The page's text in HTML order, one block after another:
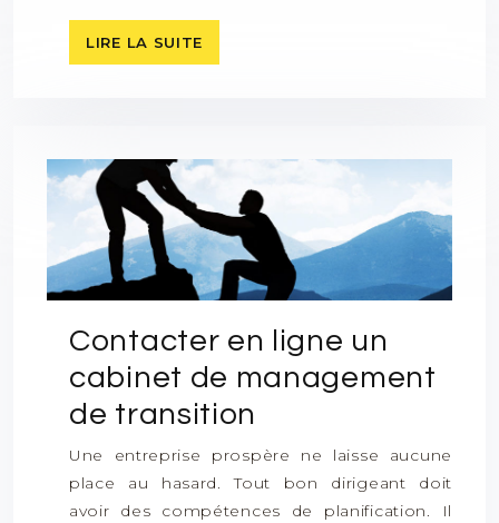
LIRE LA SUITE
Contacter en ligne un
cabinet de management
de transition
Une entreprise prospère ne laisse aucune
place au hasard. Tout bon dirigeant doit
avoir des compétences de planification. Il